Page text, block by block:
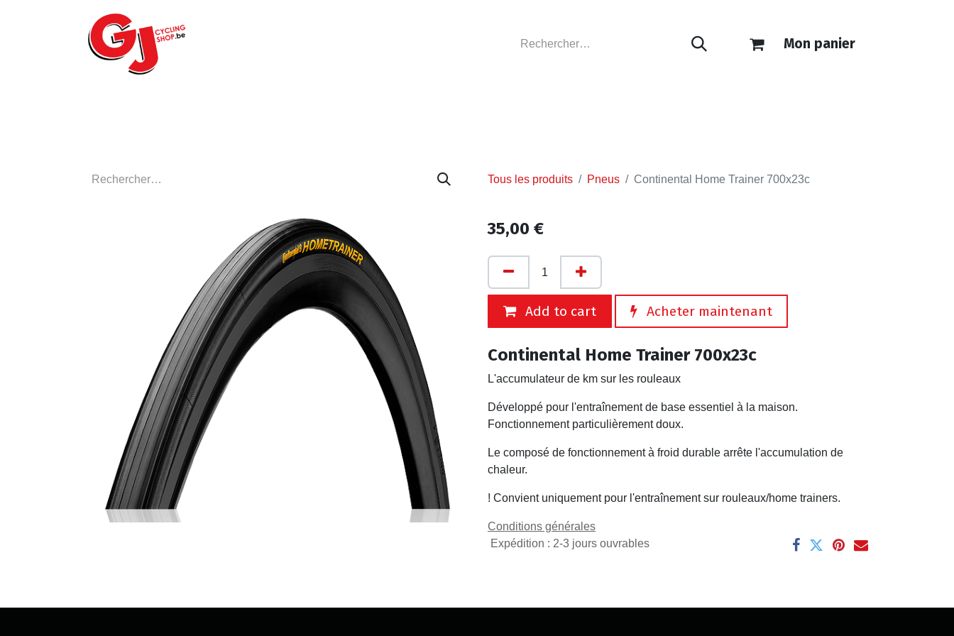
Mon panier
Tous les produits Pneus Continental Home Trainer 700x23c
35,00 €
Add to cart Acheter maintenant
Continental Home Trainer 700x23c
L'accumulateur de km sur les rouleaux
Développé pour l'entraînement de base essentiel à la maison.
Fonctionnement particulièrement doux.
Le composé de fonctionnement à froid durable arrête l'accumulation de
chaleur.
! Convient uniquement pour l'entraînement sur rouleaux/home trainers.
Conditions générales
Expédition : 2-3 jours ouvrables